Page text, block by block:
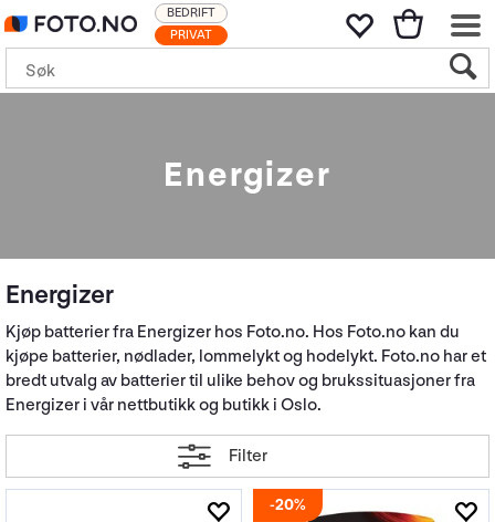
PRIVAT
BEDRIFT
Energizer
Energizer
Kjøp batterier fra Energizer hos Foto.no. Hos Foto.no kan du
kjøpe batterier, nødlader, lommelykt og hodelykt. Foto.no har et
bredt utvalg av batterier til ulike behov og brukssituasjoner fra
Energizer i vår nettbutikk og butikk i Oslo.
Filter
20%